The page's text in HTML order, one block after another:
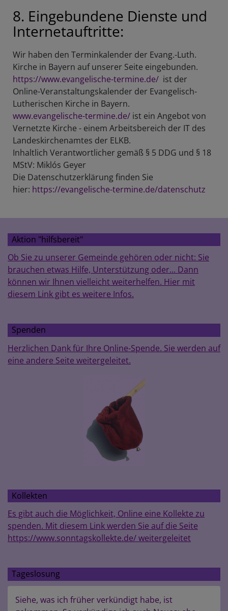
8. Eingebundene Dienste und
Internetauftritte:
Wir haben den Terminkalender der Evang.-Luth.
Kirche in Bayern auf unserer Seite eingebunden.
https://www.evangelische-termine.de/ ist der
Online-Veranstaltungskalender der Evangelisch-
Lutherischen Kirche in Bayern.
www.evangelische-termine.de/ ist ein Angebot von
Vernetzte Kirche - einem Arbeitsbereich der IT des
Landeskirchenamtes der ELKB.
Inhaltlich Verantwortlicher gemäß § 5 DDG und § 18
MStV: Miklós Geyer
Die Datenschutzerklärung finden Sie
hier: https://evangelische-termine.de/datenschutz
Aktion "hilfsbereit"
Ob Sie zu unserer Gemeinde gehören oder nicht: Sie
brauchen etwas Hilfe, Unterstützung oder... Dann
können wir Ihnen vielleicht weiterhelfen. Hier mit
diesem Link gibt es weitere Infos.
Spenden
Herzlichen Dank für Ihre Online-Spende. Sie werden auf
eine andere Seite weitergeleitet.
Kollekten
Es gibt auch die Möglichkeit, Online eine Kollekte zu
spenden. Mit diesem Link werden Sie auf die Seite
https://www.sonntagskollekte.de/ weitergeleitet
Tageslosung
Siehe, was ich früher verkündigt habe, ist